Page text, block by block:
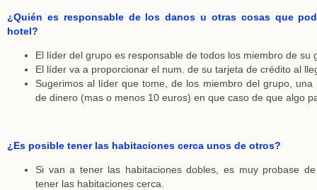
¿Quién es responsable de los danos u otras cosas que
hotel?
El líder del grupo es responsable de todos los miembro de su
El líder va a proporcionar el num. de su tarjeta de crédito al
Sugerimos al líder que tome, de los miembro del grupo, una
de dinero (mas o menos 10 euros) en que caso de que algo
¿Es posible tener las habitaciones cerca unos de otros?
Si van a tener las habitaciones dobles, es muy probase
tener las habitaciones cerca.